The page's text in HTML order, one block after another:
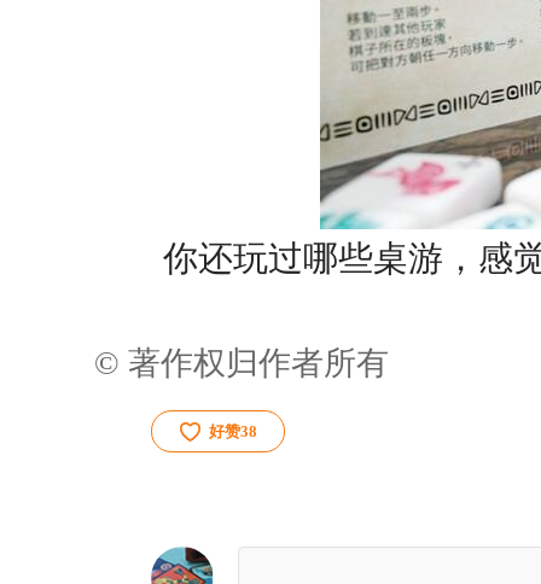
你还玩过哪些桌游，感
© 著作权归作者所有
好赞38